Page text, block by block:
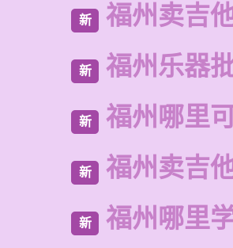
新 福州卖吉
新 福州乐器
新 福州哪里
新 福州卖吉
新 福州哪里